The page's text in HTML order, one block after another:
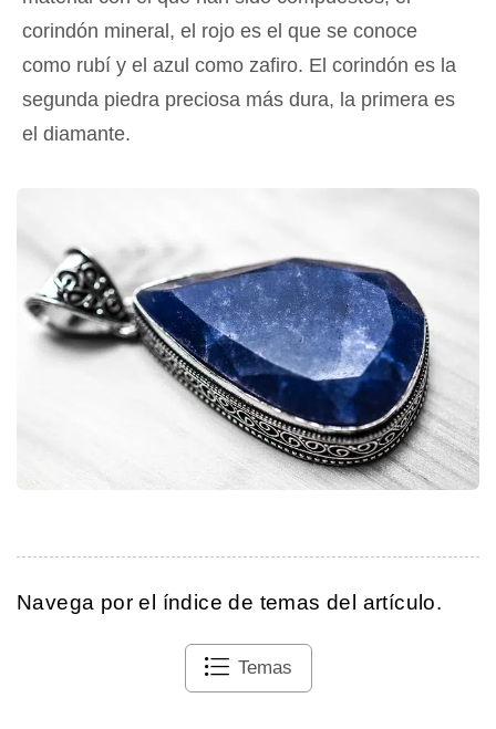
corindón mineral, el rojo es el que se conoce
como rubí y el azul como zafiro. El corindón es la
segunda piedra preciosa más dura, la primera es
el diamante.
Navega por el índice de temas del artículo.
Temas